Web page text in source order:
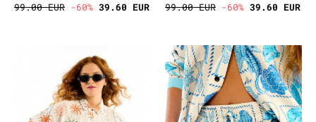
99.00 EUR -60% 39.60 EUR 99.00 EUR -60% 39.60 EUR